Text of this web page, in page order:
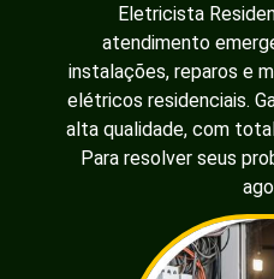
Eletricista
atendimento
instalações, reparos e
elétricos residenciais.
alta qualidade, com
Para resolver seus